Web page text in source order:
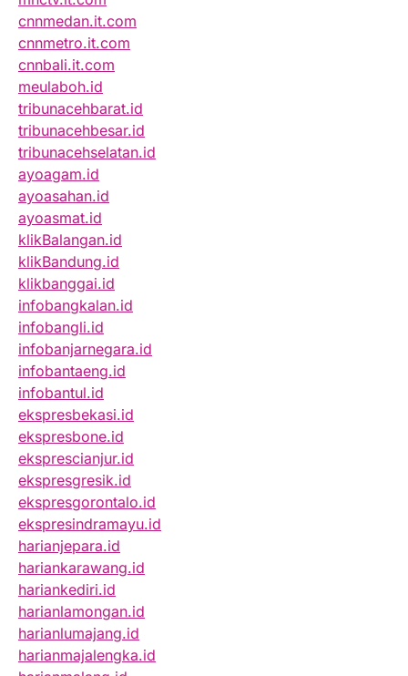
cnnmedan.it.com
cnnmetro.it.com
cnnbali.it.com
meulaboh.id
tribunacehbarat.id
tribunacehbesar.id
tribunacehselatan.id
ayoagam.id
ayoasahan.id
ayoasmat.id
klikBalangan.id
klikBandung.id
klikbanggai.id
infobangkalan.id
infobangli.id
infobanjarnegara.id
infobantaeng.id
infobantul.id
ekspresbekasi.id
ekspresbone.id
eksprescianjur.id
ekspresgresik.id
ekspresgorontalo.id
ekspresindramayu.id
harianjepara.id
hariankarawang.id
hariankediri.id
harianlamongan.id
harianlumajang.id
harianmajalengka.id